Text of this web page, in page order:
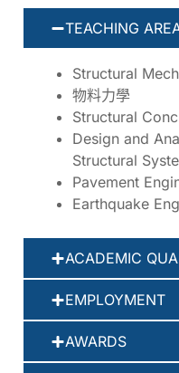
TEACHING
Structural
物料力學
Structural
Design and
Structural
Pavement
Earthquake
ACADEMIC
EMPLOYMENT
AWARDS